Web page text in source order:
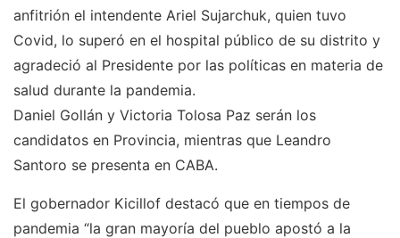
anfitrión el intendente Ariel Sujarchuk, quien tuvo
Covid, lo superó en el hospital público de su distrito y
agradeció al Presidente por las políticas en materia de
salud durante la pandemia.
Daniel Gollán y Victoria Tolosa Paz serán los
candidatos en Provincia, mientras que Leandro
Santoro se presenta en CABA.
El gobernador Kicillof destacó que en tiempos de
pandemia “la gran mayoría del pueblo apostó a la